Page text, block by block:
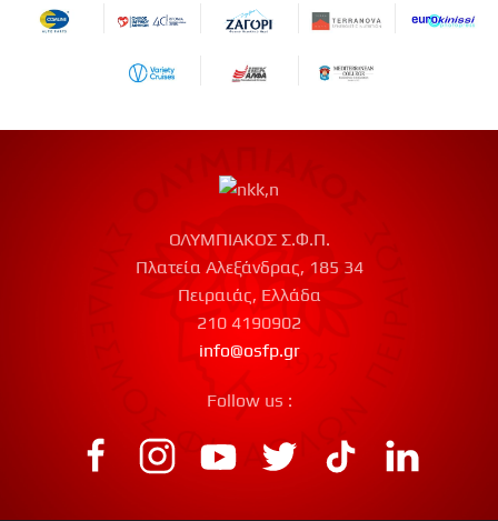
ΟΛΥΜΠΙΑΚΟΣ Σ.Φ.Π.
Πλατεία Αλεξάνδρας, 185 34
Πειραιάς, Ελλάδα
210 4190902
info@osfp.gr
Follow us :